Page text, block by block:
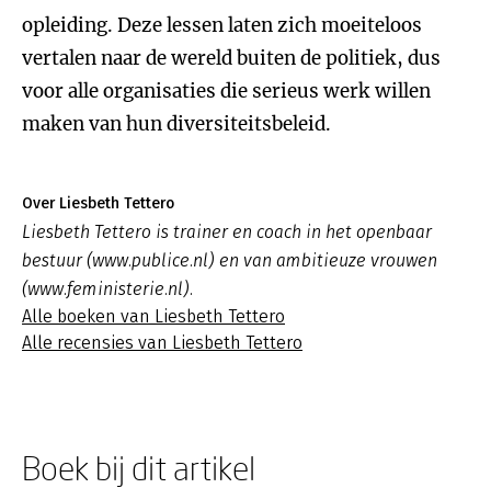
opleiding. Deze lessen laten zich moeiteloos
vertalen naar de wereld buiten de politiek, dus
voor alle organisaties die serieus werk willen
maken van hun diversiteitsbeleid.
Over Liesbeth Tettero
Liesbeth Tettero is trainer en coach in het openbaar
bestuur (www.publice.nl) en van ambitieuze vrouwen
(www.feministerie.nl).
Alle boeken van Liesbeth Tettero
Alle recensies van Liesbeth Tettero
Boek bij dit artikel